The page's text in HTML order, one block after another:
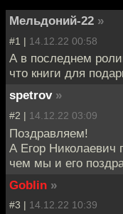
Мельдоний-22 »
#1 | 14.12.22 00:58
А в последнем
что книги для
spetrov »
#2 | 14.12.22 03:09
Поздравляем!
А Егор Николаевич
чем мы и его
Goblin »
#3 | 14.12.22 10:39